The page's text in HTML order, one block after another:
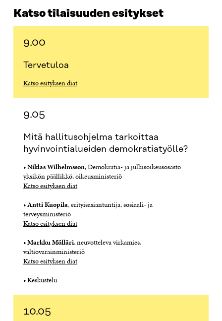
Katso tilaisuuden esitykset
9.00
Tervetuloa
Katso esityksen diat
9.05
Mitä hallitusohjelma tarkoittaa
hyvinvointialueiden demokratiatyölle?
•Niklas Wilhelmsson, Demokratia- ja julkisoikeusosasto
yksikön päällikkö, oikeusministeriö
Katso esityksen diat
•Antti Kuopila, erityisasiantuntija, sosiaali- ja
terveysministeriö
Katso esityksen diat
•Markku Mölläri, neuvotteleva virkamies,
valtiovarainministeriö
Katso esityksen diat
• Keskustelu
10.05